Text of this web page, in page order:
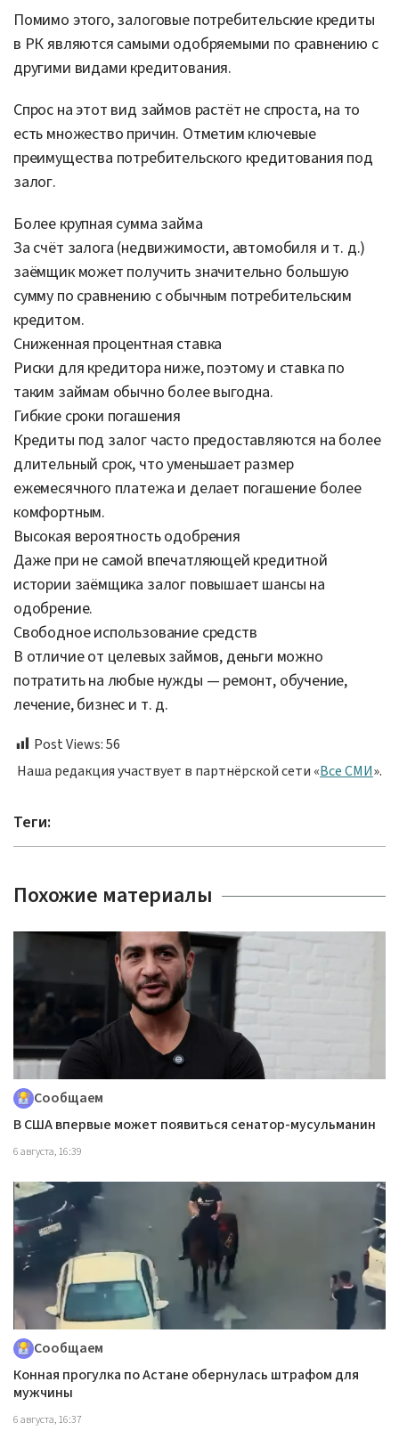
Помимо этого, залоговые потребительские кредиты
в РК являются самыми одобряемыми по сравнению с
другими видами кредитования.
Спрос на этот вид займов растёт не спроста, на то
есть множество причин. Отметим ключевые
преимущества потребительского кредитования под
залог.
Более крупная сумма займа
За счёт залога (недвижимости, автомобиля и т. д.)
заёмщик может получить значительно большую
сумму по сравнению с обычным потребительским
кредитом.
Сниженная процентная ставка
Риски для кредитора ниже, поэтому и ставка по
таким займам обычно более выгодна.
Гибкие сроки погашения
Кредиты под залог часто предоставляются на более
длительный срок, что уменьшает размер
ежемесячного платежа и делает погашение более
комфортным.
Высокая вероятность одобрения
Даже при не самой впечатляющей кредитной
истории заёмщика залог повышает шансы на
одобрение.
Свободное использование средств
В отличие от целевых займов, деньги можно
потратить на любые нужды — ремонт, обучение,
лечение, бизнес и т. д.
Post Views:56
Наша редакция участвует в партнёрской сети «Все СМИ».
Теги:
Похожие материалы
Сообщаем
В США впервые может появиться сенатор-мусульманин
6 августа, 16:39
Сообщаем
Конная прогулка по Астане обернулась штрафом для
мужчины
6 августа, 16:37